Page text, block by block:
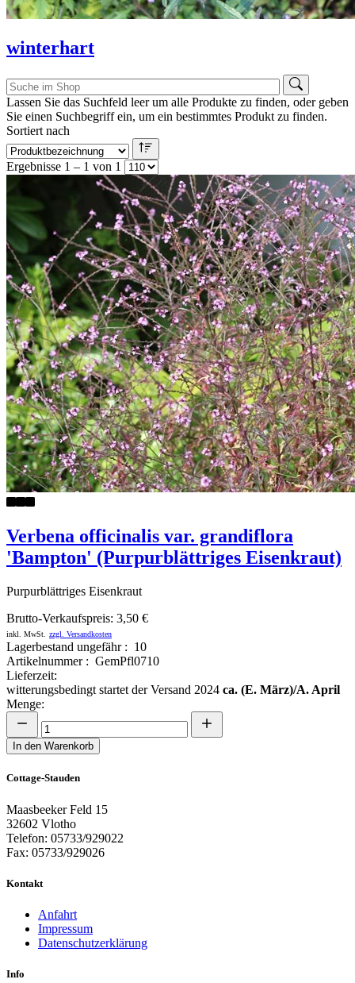
winterhart
Lassen Sie das Suchfeld leer um alle Produkte zu finden, oder geben
Sie einen Suchbegriff ein, um ein bestimmtes Produkt zu finden.
Sortiert nach
Ergebnisse 1 – 1 von 1
Verbena officinalis var. grandiflora
'Bampton' (Purpurblättriges Eisenkraut)
Purpurblättriges Eisenkraut
Brutto-Verkaufspreis: 3,50 €
inkl. MwSt. zzgl. Versandkosten
Lagerbestand ungefähr : 10
Artikelnummer : GemPfl0710
Lieferzeit:
witterungsbedingt startet der Versand 2024 ca. (E. März)/A. April
Menge:
In den Warenkorb
Cottage-Stauden
Maasbeeker Feld 15
32602 Vlotho
Telefon: 05733/929022
Fax: 05733/929026
Kontakt
Anfahrt
Impressum
Datenschutzerklärung
Info